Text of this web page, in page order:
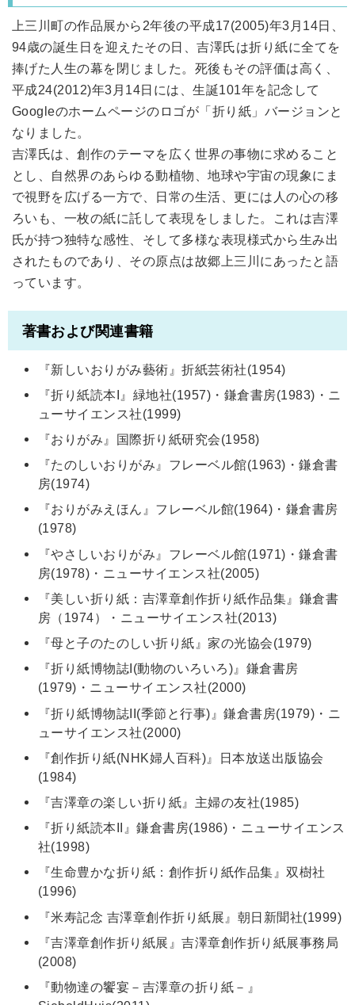
上三川町の作品展から2年後の平成17(2005)年3月14日、
94歳の誕生日を迎えたその日、吉澤氏は折り紙に全てを
捧げた人生の幕を閉じました。死後もその評価は高く、
平成24(2012)年3月14日には、生誕101年を記念して
Googleのホームページのロゴが「折り紙」バージョンと
なりました。
吉澤氏は、創作のテーマを広く世界の事物に求めること
とし、自然界のあらゆる動植物、地球や宇宙の現象にま
で視野を広げる一方で、日常の生活、更には人の心の移
ろいも、一枚の紙に託して表現をしました。これは吉澤
氏が持つ独特な感性、そして多様な表現様式から生み出
されたものであり、その原点は故郷上三川にあったと語
っています。
著書および関連書籍
『新しいおりがみ藝術』折紙芸術社(1954)
『折り紙読本I』緑地社(1957)・鎌倉書房(1983)・ニ
ューサイエンス社(1999)
『おりがみ』国際折り紙研究会(1958)
『たのしいおりがみ』フレーベル館(1963)・鎌倉書
房(1974)
『おりがみえほん』フレーベル館(1964)・鎌倉書房
(1978)
『やさしいおりがみ』フレーベル館(1971)・鎌倉書
房(1978)・ニューサイエンス社(2005)
『美しい折り紙：吉澤章創作折り紙作品集』鎌倉書
房（1974）・ニューサイエンス社(2013)
『母と子のたのしい折り紙』家の光協会(1979)
『折り紙博物誌I(動物のいろいろ)』鎌倉書房
(1979)・ニューサイエンス社(2000)
『折り紙博物誌II(季節と行事)』鎌倉書房(1979)・ニ
ューサイエンス社(2000)
『創作折り紙(NHK婦人百科)』日本放送出版協会
(1984)
『吉澤章の楽しい折り紙』主婦の友社(1985)
『折り紙読本II』鎌倉書房(1986)・ニューサイエンス
社(1998)
『生命豊かな折り紙：創作折り紙作品集』双樹社
(1996)
『米寿記念 吉澤章創作折り紙展』朝日新聞社(1999)
『吉澤章創作折り紙展』吉澤章創作折り紙展事務局
(2008)
『動物達の饗宴－吉澤章の折り紙－』